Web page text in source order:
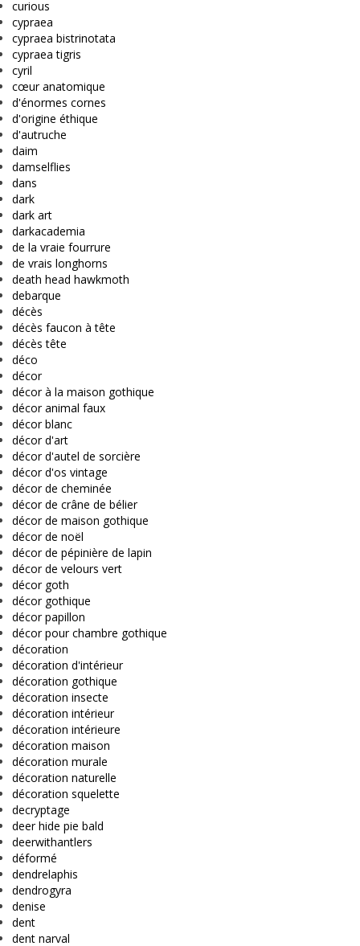
curious
cypraea
cypraea bistrinotata
cypraea tigris
cyril
cœur anatomique
d'énormes cornes
d'origine éthique
d'autruche
daim
damselflies
dans
dark
dark art
darkacademia
de la vraie fourrure
de vrais longhorns
death head hawkmoth
debarque
décès
décès faucon à tête
décès tête
déco
décor
décor à la maison gothique
décor animal faux
décor blanc
décor d'art
décor d'autel de sorcière
décor d'os vintage
décor de cheminée
décor de crâne de bélier
décor de maison gothique
décor de noël
décor de pépinière de lapin
décor de velours vert
décor goth
décor gothique
décor papillon
décor pour chambre gothique
décoration
décoration d'intérieur
décoration gothique
décoration insecte
décoration intérieur
décoration intérieure
décoration maison
décoration murale
décoration naturelle
décoration squelette
decryptage
deer hide pie bald
deerwithantlers
déformé
dendrelaphis
dendrogyra
denise
dent
dent narval